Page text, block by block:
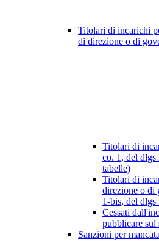
Titolari di incarichi
di direzione o di
Titolari di
co. 1, del dlgs
tabelle)
Titolari di
direzione o di
1-bis, del dlgs
Cessati
pubblicare sul
Sanzioni per